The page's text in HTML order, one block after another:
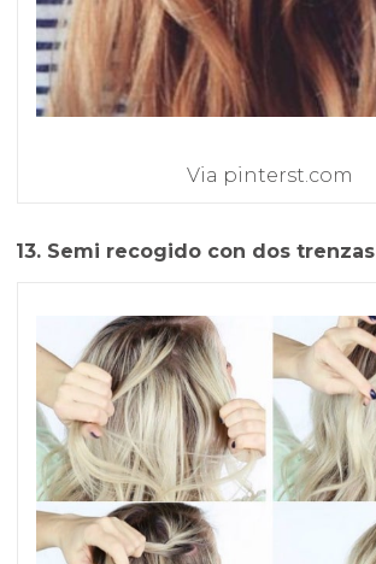
Via pinterst.com
13. Semi recogido con dos trenzas